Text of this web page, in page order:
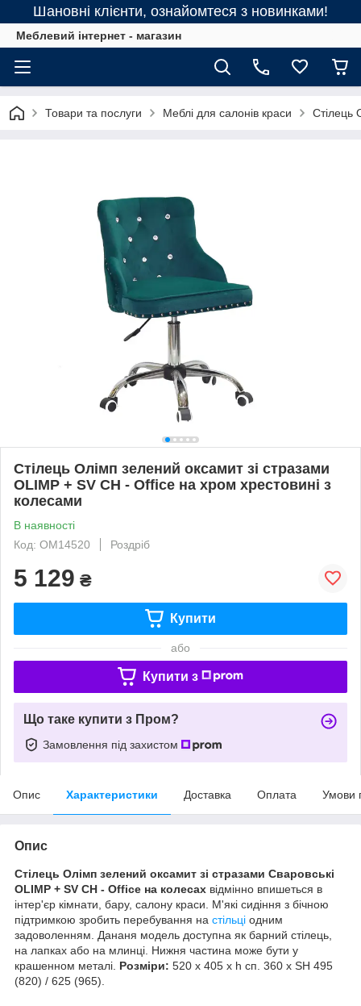
Шановні клієнти, ознайомтеся з новинками!
Меблевий інтернет - магазин
Товари та послуги Меблі для салонів краси Стілець
Стілець Олімп зелений оксамит зі стразами
OLIMP + SV CH - Office на хром хрестовині з
колесами
В наявності
Код: ОМ14520
Роздріб
5 129 ₴
Купити
або
Купити з
Що таке купити з Пром?
Замовлення під захистом
Опис Характеристики Доставка Оплата Умови
Опис
Стілець Олімп зелений оксамит зі стразами Сваровські
OLIMP + SV СН - Office на колесах відмінно впишеться в
інтер'єр кімнати, бару, салону краси. М'які сидіння з бічною
підтримкою зробить перебування на стільці одним
задоволенням. Дананя модель доступна як барний стілець,
на лапках або на млинці. Нижня частина може бути у
крашенном металі. Розміри: 520 х 405 х h сп. 360 x SH 495
(820) / 625 (965).